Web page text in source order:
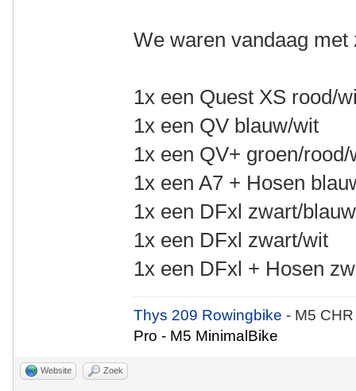
We waren vandaag met
1x een Quest XS rood/
1x een QV blauw/wit
1x een QV+ groen/rood/
1x een A7 + Hosen
1x een DFxl zwart/blauw
1x een DFxl zwart/wit
1x een DFxl + Hosen
Thys 209 Rowingbike- M5
Pro - M5 MinimalBike
Website Zoek